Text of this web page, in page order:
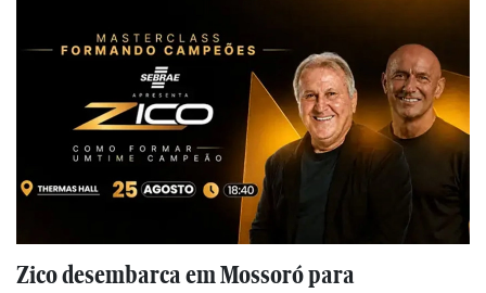
Zico desembarca em Mossoró para